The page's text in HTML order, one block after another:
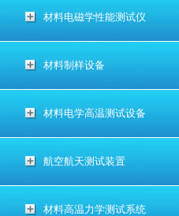
材料电磁学性能测试仪
材料制样设备
材料电学高温测试设备
航空航天测试装置
材料高温力学测试系统